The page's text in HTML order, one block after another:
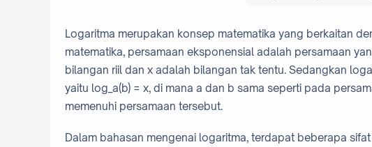
Logaritma merupakan konsep matematika yang berkaitan
matematika, persamaan eksponensial adalah persamaan
bilangan riil dan x adalah bilangan tak tentu. Sedangkan
yaitu log_a(b) = x, di mana a dan b sama seperti pada
memenuhi persamaan tersebut.
Dalam bahasan mengenai logaritma, terdapat beberapa